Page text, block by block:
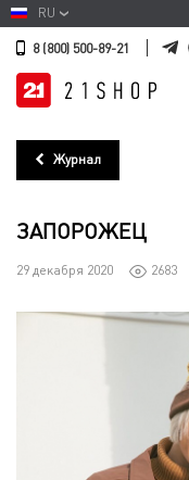
RU
8 (800) 500-89-21
Журнал
ЗАПОРОЖЕЦ
29 декабря 2020 2683